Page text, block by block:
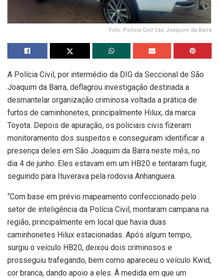
Foto: Polícia Civil São Joaquim da Barra
A Polícia Civil, por intermédio da DIG da Seccional de São
Joaquim da Barra, deflagrou investigação destinada a
desmantelar organização criminosa voltada a prática de
furtos de caminhonetes, principalmente Hilux, da marca
Toyota. Depois de apuração, os policiais civis fizeram
monitoramento dos suspeitos e conseguiram identificar a
presença deles em São Joaquim da Barra neste mês, no
dia 4 de junho. Eles estavam em um HB20 e tentaram fugir,
seguindo para Ituverava pela rodovia Anhanguera.
“Com base em prévio mapeamento confeccionado pelo
setor de inteligência da Polícia Civil, montaram campana na
região, principalmente em local que havia duas
caminhonetes Hilux estacionadas. Após algum tempo,
surgiu o veículo HB20, deixou dois criminosos e
prosseguiu trafegando, bem como apareceu o veículo Kwid,
cor branca, dando apoio a eles. À medida em que um